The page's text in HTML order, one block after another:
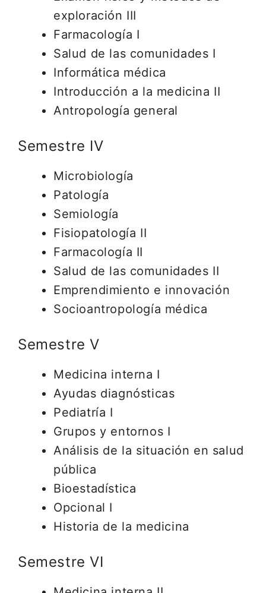
exploración III
Farmacología I
Salud de las comunidades I
Informática médica
Introducción a la medicina II
Antropología general
Semestre IV
Microbiología
Patología
Semiología
Fisiopatología II
Farmacología II
Salud de las comunidades II
Emprendimiento e innovación
Socioantropología médica
Semestre V
Medicina interna I
Ayudas diagnósticas
Pediatría I
Grupos y entornos I
Análisis de la situación en salud
pública
Bioestadística
Opcional I
Historia de la medicina
Semestre VI